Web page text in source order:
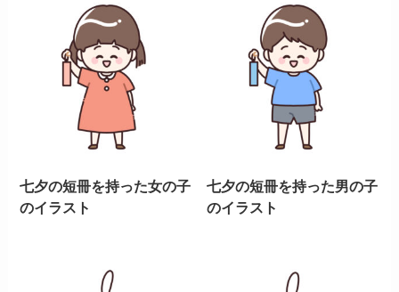
七夕の短冊を持った女の子
のイラスト
七夕の短冊を持った男の子
のイラスト